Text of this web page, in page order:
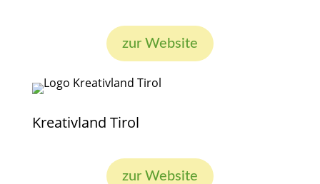
zur Website
Kreativland Tirol
zur Website